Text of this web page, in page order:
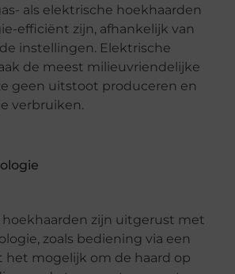
als elektrische hoekhaarden
efficiënt zijn, afhankelijk van
instellingen. Elektrische
de meest milieuvriendelijke
geen uitstoot produceren en
verbruiken.
hoekhaarden zijn uitgerust met
zoals bediening via een
het mogelijk om de haard op